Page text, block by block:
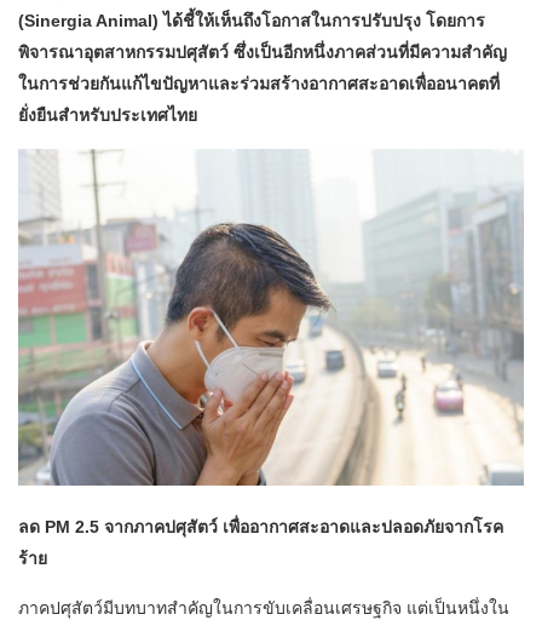
(Sinergia Animal) ได้ชี้ให้เห็นถึงโอกาสในการปรับปรุง โดยการ
พิจารณาอุตสาหกรรมปศุสัตว์ ซึ่งเป็นอีกหนึ่งภาคส่วนที่มีความสำคัญ
ในการช่วยกันแก้ไขปัญหาและร่วมสร้างอากาศสะอาดเพื่ออนาคตที่
ยั่งยืนสำหรับประเทศไทย
ลด PM 2.5 จากภาคปศุสัตว์ เพื่ออากาศสะอาดและปลอดภัยจากโรค
ร้าย
ภาคปศุสัตว์มีบทบาทสำคัญในการขับเคลื่อนเศรษฐกิจ แต่เป็นหนึ่งใน